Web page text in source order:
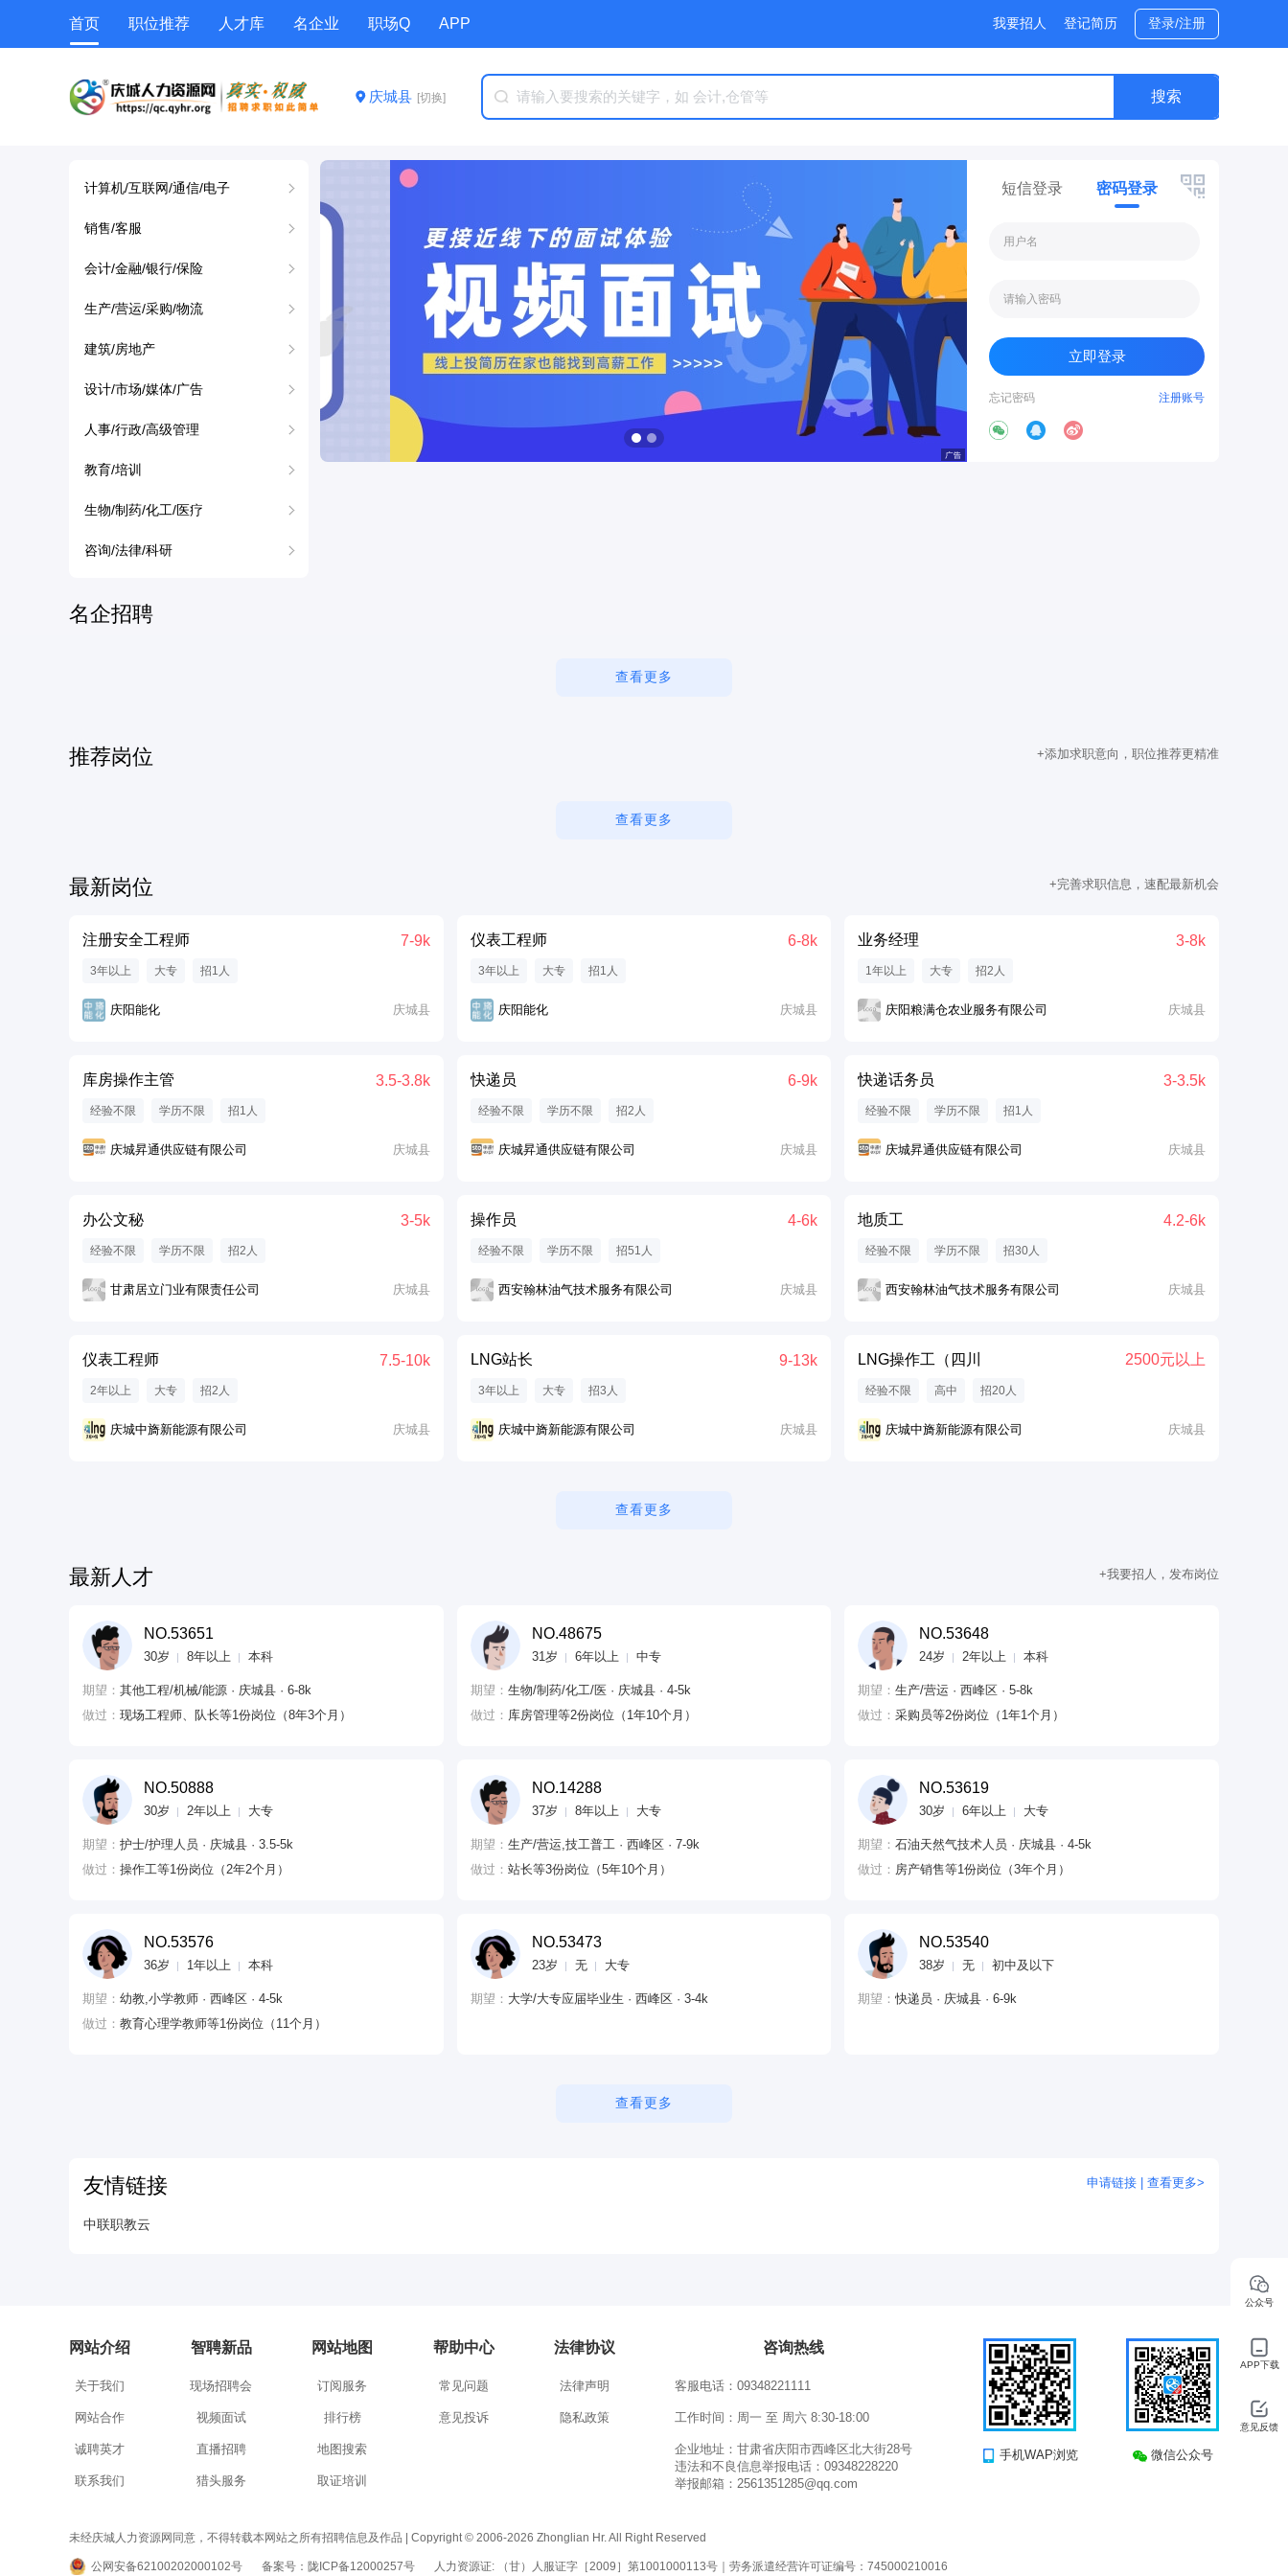
首页 职位推荐 人才库 名企业 职场Q APP 我要招人 登记简历 登录/注册
庆城县 [切换]
计算机/互联网/通信/电子
销售/客服
会计/金融/银行/保险
生产/营运/采购/物流
建筑/房地产
设计/市场/媒体/广告
人事/行政/高级管理
教育/培训
生物/制药/化工/医疗
咨询/法律/科研
短信登录 密码登录
忘记密码 注册账号
名企招聘
查看更多
推荐岗位 +添加求职意向，职位推荐更精准
查看更多
最新岗位 +完善求职信息，速配最新机会
注册安全工程师 7-9k
3年以上 大专 招1人
庆阳能化 庆城县
仪表工程师 6-8k
3年以上 大专 招1人
庆阳能化 庆城县
业务经理 3-8k
1年以上 大专 招2人
庆阳粮满仓农业服务有限公司 庆城县
库房操作主管 3.5-3.8k
经验不限 学历不限 招1人
庆城昇通供应链有限公司 庆城县
快递员 6-9k
经验不限 学历不限 招2人
庆城昇通供应链有限公司 庆城县
快递话务员 3-3.5k
经验不限 学历不限 招1人
庆城昇通供应链有限公司 庆城县
办公文秘 3-5k
经验不限 学历不限 招2人
甘肃居立门业有限责任公司 庆城县
操作员 4-6k
经验不限 学历不限 招51人
西安翰林油气技术服务有限公司 庆城县
地质工 4.2-6k
经验不限 学历不限 招30人
西安翰林油气技术服务有限公司 庆城县
仪表工程师 7.5-10k
2年以上 大专 招2人
庆城中旖新能源有限公司 庆城县
LNG站长 9-13k
3年以上 大专 招3人
庆城中旖新能源有限公司 庆城县
LNG操作工（四川 2500元以上
经验不限 高中 招20人
庆城中旖新能源有限公司 庆城县
查看更多
最新人才 +我要招人，发布岗位
NO.53651
30岁 8年以上 本科
期望： 其他工程/机械/能源 · 庆城县 · 6-8k
做过： 现场工程师、队长等1份岗位（8年3个月）
NO.48675
31岁 6年以上 中专
期望： 生物/制药/化工/医 · 庆城县 · 4-5k
做过： 库房管理等2份岗位（1年10个月）
NO.53648
24岁 2年以上 本科
期望：生产/营运 · 西峰区 · 5-8k
做过：采购员等2份岗位（1年1个月）
NO.50888
30岁 2年以上 大专
期望： 护士/护理人员 · 庆城县 · 3.5-5k
做过： 操作工等1份岗位（2年2个月）
NO.14288
37岁 8年以上 大专
期望： 生产/营运,技工普工 · 西峰区 · 7-9k
做过： 站长等3份岗位（5年10个月）
NO.53619
30岁 6年以上 大专
期望：石油天然气技术人员 · 庆城县 · 4-5k
做过： 房产销售等1份岗位（3年个月）
NO.53576
36岁 1年以上 本科
期望： 幼教,小学教师 · 西峰区 · 4-5k
做过： 教育心理学教师等1份岗位（11个月）
NO.53473
23岁 无 大专
期望： 大学/大专应届毕业生 · 西峰区 · 3-4k
NO.53540
38岁 无 初中及以下
期望：快递员 · 庆城县 · 6-9k
查看更多
友情链接 申请链接 | 查看更多>
中联职教云
网站介绍
关于我们
网站合作
诚聘英才
联系我们
智聘新品
现场招聘会
视频面试
直播招聘
猎头服务
网站地图
订阅服务
排行榜
地图搜索
取证培训
帮助中心
常见问题
意见投诉
法律协议
法律声明
隐私政策
咨询热线
客服电话：09348221111
工作时间：周一 至 周六 8:30-18:00
企业地址：甘肃省庆阳市西峰区北大街28号
违法和不良信息举报电话：09348228220
举报邮箱：2561351285@qq.com
手机WAP浏览 微信公众号
未经庆城人力资源网同意，不得转载本网站之所有招聘信息及作品 | Copyright © 2006-2026 Zhonglian Hr. All Right Reserved
公网安备62100202000102号 备案号：陇ICP备12000257号 人力资源证: （甘）人服证字［2009］第1001000113号｜劳务派遣经营许可证编号：745000210016
公众号
APP下载
意见反馈